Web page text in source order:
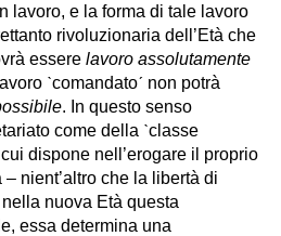
lavoro, e la forma di tale lavoro
rivoluzionaria dell’Età che
essere lavoro assolutamente
ˋcomandatoˊ non potrà
. In questo senso
come della ˋclasse
dispone nell’erogare il proprio
nient’altro che la libertà di
nuova Età questa
essa determina una